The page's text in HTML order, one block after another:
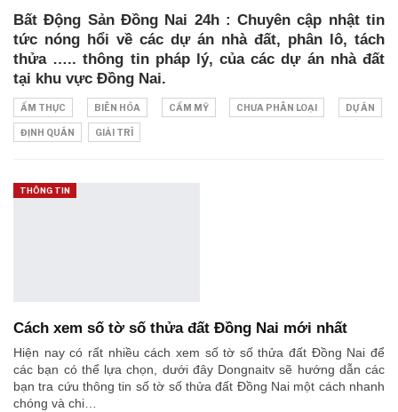
Bất Động Sản Đồng Nai 24h : Chuyên cập nhật tin
tức nóng hổi về các dự án nhà đất, phân lô, tách
thửa ….. thông tin pháp lý, của các dự án nhà đất
tại khu vực Đồng Nai.
ẨM THỰC BIÊN HÒA CẨM MỸ CHƯA PHÂN LOẠI DỰ ÁN
ĐỊNH QUÁN GIẢI TRÍ
THÔNG TIN
Cách xem số tờ số thửa đất Đồng Nai mới nhất
Hiện nay có rất nhiều cách xem số tờ số thửa đất Đồng Nai để
các bạn có thể lựa chọn, dưới đây Dongnaitv sẽ hướng dẫn các
bạn tra cứu thông tin số tờ số thửa đất Đồng Nai một cách nhanh
chóng và chi…